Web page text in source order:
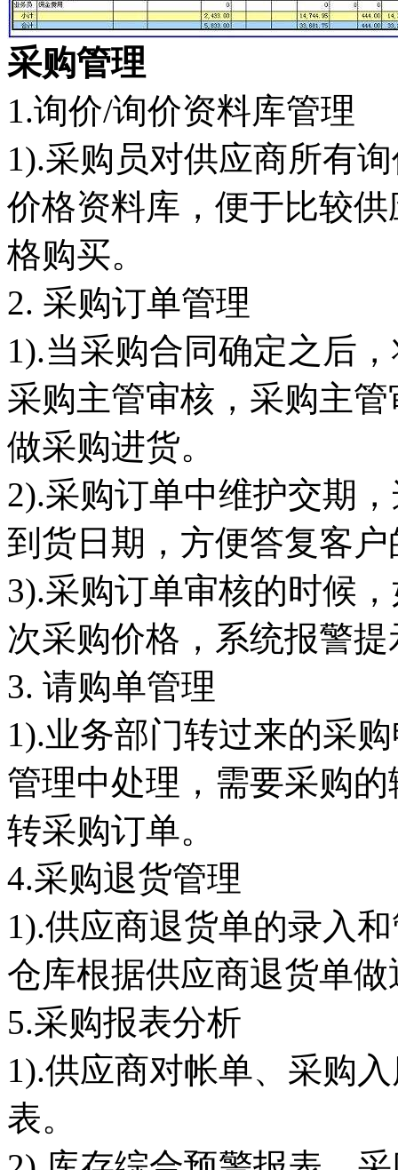
采购管理
1.询价/询价资料库管理
1).采购员对供应商所有
价格资料库，便于比较
格购买。
2. 采购订单管理
1).当采购合同确定之后
采购主管审核，采购主
做采购进货。
2).采购订单中维护交期
到货日期，方便答复客
3).采购订单审核的时候
次采购价格，系统报警提
3. 请购单管理
1).业务部门转过来的采
管理中处理，需要采购
转采购订单。
4.采购退货管理
1).供应商退货单的录入
仓库根据供应商退货单
5.采购报表分析
1).供应商对帐单、采购
表。